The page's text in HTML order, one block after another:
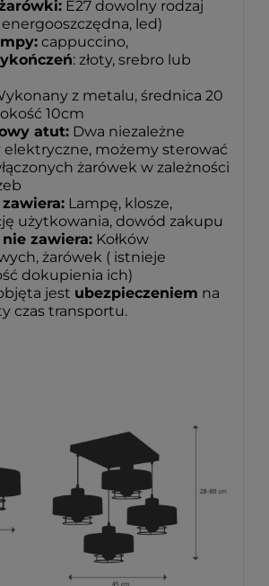
E27 dowolny rodzaj
energooszczędna, led)
cappuccino,
: złoty, srebro lub
z metalu, średnica 20
10cm
atut: Dwa niezależne
możemy sterować
żarówek w zależności
Lampę, klosze,
użytkowania, dowód zakupu
zawiera: Kołków
żarówek ( istnieje
dokupienia ich)
jest ubezpieczeniem na
czas transportu.